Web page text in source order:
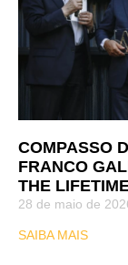
COMPASSO
FRANCO
THE
28 de maio de
SAIBA MAIS